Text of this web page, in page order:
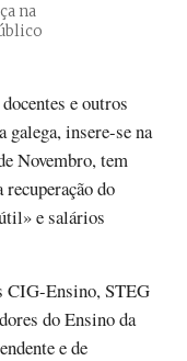
na
e outros
galega, insere-se na
Novembro, tem
do
e salários
CIG-Ensino, STEG
do Ensino da
e de